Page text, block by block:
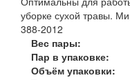
уборке сухой травы.
388-2012
Вес пары:
Пар в упаковке:
Объём упаковки: